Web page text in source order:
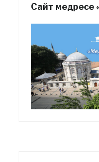
Сайт медресе